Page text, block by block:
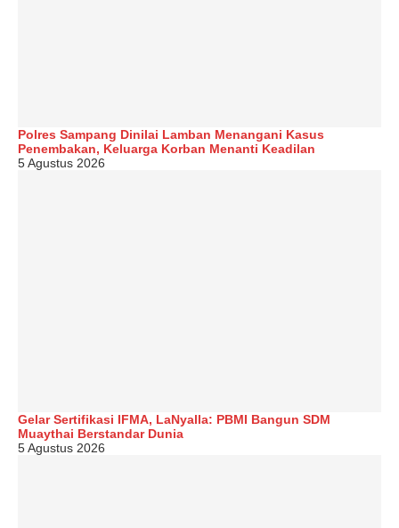
Polres Sampang Dinilai Lamban Menangani Kasus
Penembakan, Keluarga Korban Menanti Keadilan
5 Agustus 2026
Gelar Sertifikasi IFMA, LaNyalla: PBMI Bangun SDM
Muaythai Berstandar Dunia
5 Agustus 2026